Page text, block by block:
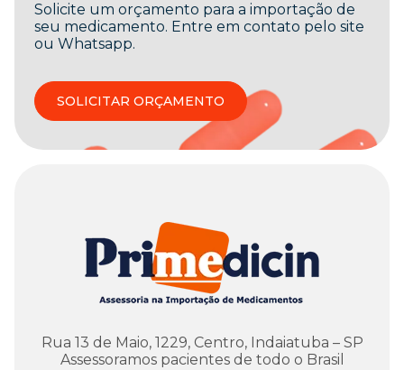
Solicite um orçamento para a importação de
seu medicamento. Entre em contato pelo site
ou Whatsapp.
SOLICITAR ORÇAMENTO
Rua 13 de Maio, 1229, Centro, Indaiatuba – SP
Assessoramos pacientes de todo o Brasil